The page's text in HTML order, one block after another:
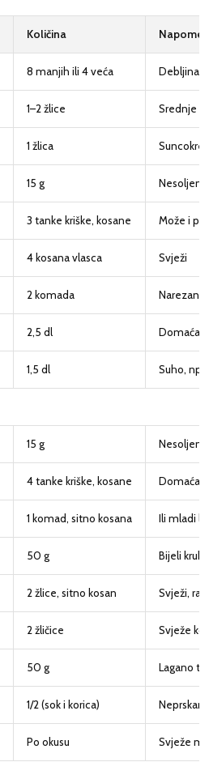
Količina
8 manjih ili 4 veća Debljina
1–2 žlice Srednje
1 žlica
15 g Nesoljeni
3 tanke kriške, kosane Može i
4 kosana vlasca Svježi
2 komada Narezane
2,5 dl Domaća
1,5 dl Suho,
15 g Nesoljeni
4 tanke kriške, kosane Domaća
1 komad, sitno kosana Ili mladi
50 g Bijeli
2 žlice, sitno kosan Svježi,
2 žličice Svježe
50 g Lagano
1/2 (sok i korica)
Po okusu Svježe